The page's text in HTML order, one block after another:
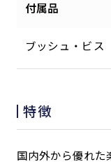
付属品
ブッシュ・ビス
特徴
国内外から優れた